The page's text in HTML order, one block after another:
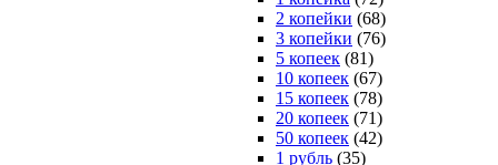
2 копейки (68)
3 копейки (76)
5 копеек (81)
10 копеек (67)
15 копеек (78)
20 копеек (71)
50 копеек (42)
1 рубль (35)